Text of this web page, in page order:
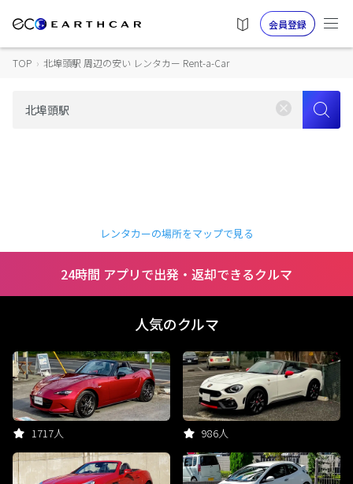
会員登録
TOP › 北埠頭駅 周辺の安い レンタカー Rent-a-Car
レンタカーの場所をマップで見る
24時間 アプリで出発・返却できるクルマ
人気のクルマ
1717人 986人